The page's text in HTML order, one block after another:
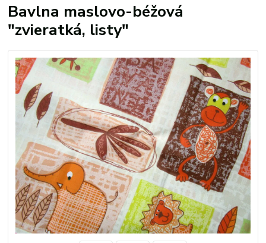
Bavlna maslovo-béžová
"zvieratká, listy"